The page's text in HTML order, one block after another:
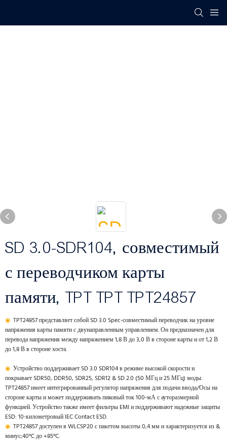
SD 3.0-SDR104, совместимый
с переводчиком карты
памяти, TPT TPT TPT24857
◉ TPT24857 представляет собой SD 3.0 Spec-совместимый переводчик на уровне
напряжения карты памяти с двунаправленным управлением. Он предназначен для
перевода напряжения между напряжением 1,8 В до 3,0 В в стороне карты и от 1,2 В
до 1,8 В в стороне хоста.
◉ Устройство поддерживает SD 3.0 SDR104 в режиме высокой скорости и
покрывает SDR50, DDR50, SDR25, SDR12 & SD 2.0 (50 МГц и 25 МГц) моды.
TPT24857 имеет интегрированный регулятор напряжения для подачи ввода/Осы на
стороне карты и может поддерживать пиковый ток 100-мА с ауторазмерной
функцией. Устройство также имеет фильтры EMI и поддерживают надежные защиты
ESD: 10-километровый IEC Contact ESD.
◉ TPT24857 доступен в WLCSP20 с пакетом высоты 0,4 мм и характеризуется из &
минус;40°C до +85°C.